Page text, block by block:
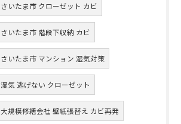
さいたま市 クローゼット カビ
さいたま市 階段下収納 カビ
さいたま市 マンション 湿気対策
湿気 逃げない クローゼット
大規模修繕会社 壁紙張替え カビ再発